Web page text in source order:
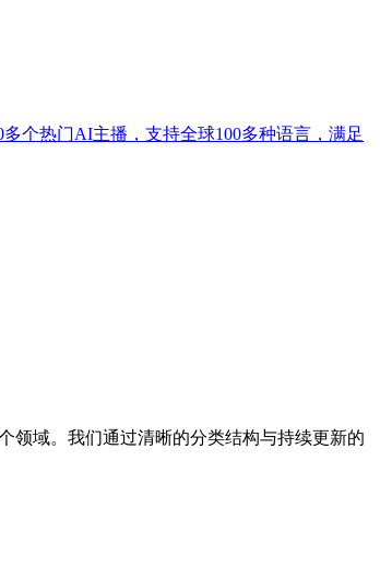
个热门AI主播，支持全球100多种语言，满足
领域。我们通过清晰的分类结构与持续更新的